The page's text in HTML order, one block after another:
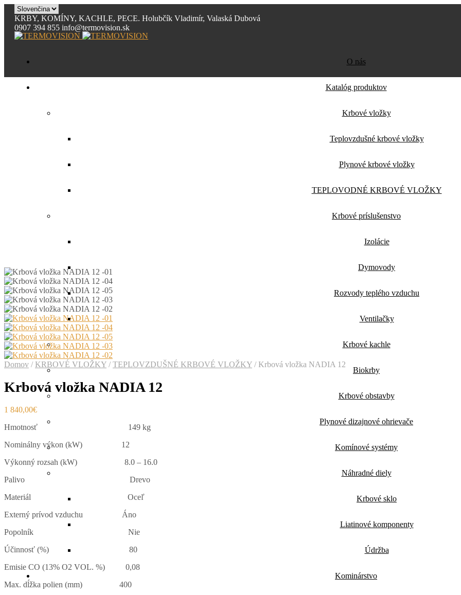
KRBY, KOMÍNY, KACHLE, PECE. Holubčík Vladimír, Valaská Dubová
0907 394 855 info@termovision.sk
O nás
Katalóg produktov
Krbové vložky
Teplovzdušné krbové vložky
Plynové krbové vložky
TEPLOVODNÉ KRBOVÉ VLOŽKY
Krbové príslušenstvo
Izolácie
Dymovody
Rozvody teplého vzduchu
Ventilačky
Krbové kachle
Biokrby
Krbové obstavby
Plynové dizajnové ohrievače
Komínové systémy
Náhradné diely
Krbové sklo
Liatinové komponenty
Údržba
Kominárstvo
Domov / KRBOVÉ VLOŽKY / TEPLOVZDUŠNÉ KRBOVÉ VLOŽKY /Krbová vložka NADIA 12
Krbová vložka NADIA 12
1 840,00€
Hmotnosť 149 kg
Nominálny výkon (kW) 12
Výkonný rozsah (kW) 8.0 – 16.0
Palivo Drevo
Materiál Oceľ
Externý prívod vzduchu Áno
Popolník Nie
Účinnosť (%) 80
Emisie CO (13% O2 VOL. %) 0,08
Max. dĺžka polien (mm) 400